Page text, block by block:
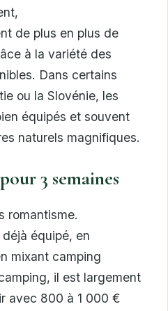
de plus en plus de
à la variété des
Dans certains
ou la Slovénie, les
équipés et souvent
naturels magnifiques.
3 semaines
romantisme.
équipé, en
mixant camping
il est largement
avec 800 à 1 000 €